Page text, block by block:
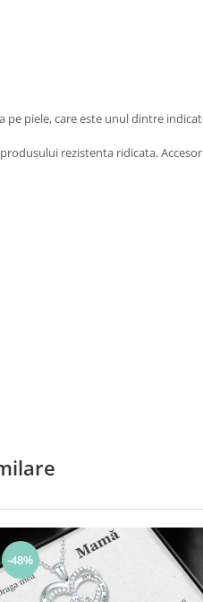
pe piele, care este unul dintre
rezistenta ridicata.
-48%